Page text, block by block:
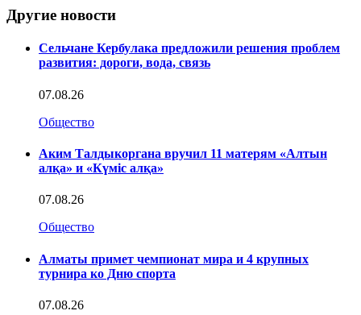
Другие новости
Сельчане Кербулака предложили решения проблем
развития: дороги, вода, связь
07.08.26
Общество
Аким Талдыкоргана вручил 11 матерям «Алтын
алқа» и «Күміс алқа»
07.08.26
Общество
Алматы примет чемпионат мира и 4 крупных
турнира ко Дню спорта
07.08.26